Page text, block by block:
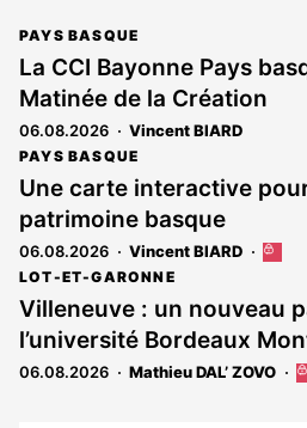
PAYS BASQUE
La CCI Bayonne Pays
Matinée de la Création
06.08.2026 Vincent BIARD
PAYS BASQUE
Une carte interactive
patrimoine basque
06.08.2026 Vincent BIARD
Cet
aux
LOT-ET-GARONNE
Villeneuve : un nouveau
l’université Bordeaux
06.08.2026 Mathieu DAL’ ZOVO